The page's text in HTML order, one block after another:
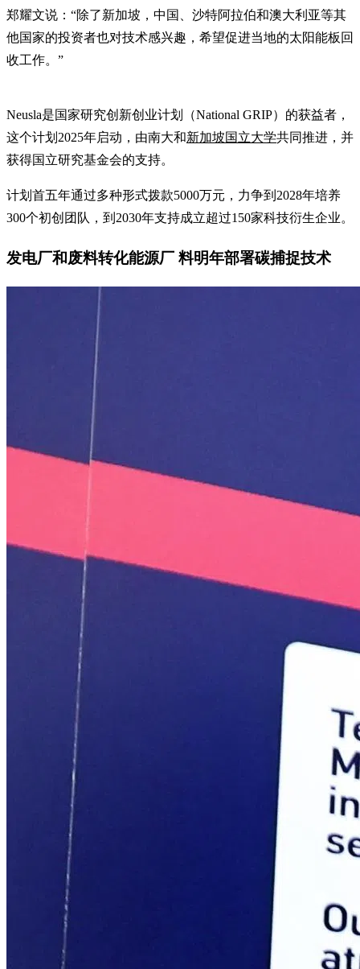
郑耀文说：“除了新加坡，中国、沙特阿拉伯和澳大利亚等其
他国家的投资者也对技术感兴趣，希望促进当地的太阳能板回
收工作。”
Neusla是国家研究创新创业计划（National GRIP）的获益者，
这个计划2025年启动，由南大和新加坡国立大学共同推进，并
获得国立研究基金会的支持。
计划首五年通过多种形式拨款5000万元，力争到2028年培养
300个初创团队，到2030年支持成立超过150家科技衍生企业。
发电厂和废料转化能源厂 料明年部署碳捕捉技术